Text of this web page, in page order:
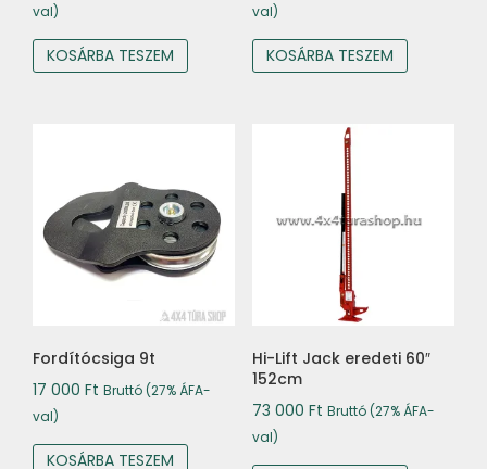
val)
KOSÁRBA TESZEM
val)
KOSÁRBA TESZEM
Fordítócsiga 9t
17 000 Ft Bruttó (27% ÁFA-
val)
KOSÁRBA TESZEM
Hi-Lift Jack eredeti 60″
152cm
73 000 Ft Bruttó (27% ÁFA-
val)